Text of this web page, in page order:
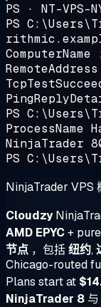
PS · NT-VPS-
PS
PS
ProcessName
NinjaTrader
PS
NinjaTrader VPS
Cloudzy
AMD EPYC+ pure
节点 ，包括纽约,
Chicago-routed
Plans start at
NinjaTrader 8 与